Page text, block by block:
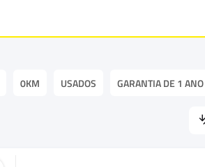
0KM USADOS GARANTIA DE 1 ANO